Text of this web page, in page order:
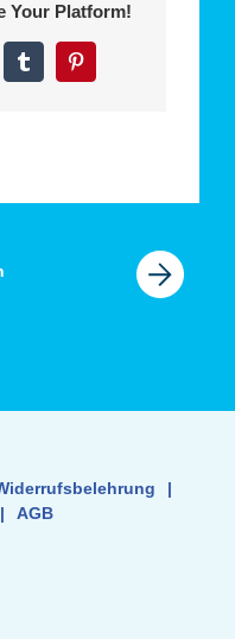
Your Platform!
Tumblr
|
| AGB